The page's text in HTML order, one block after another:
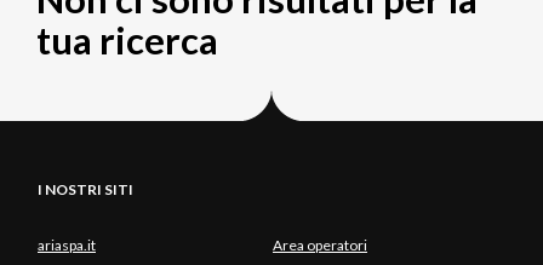
tua ricerca
I NOSTRI SITI
ariaspa.it Area operatori